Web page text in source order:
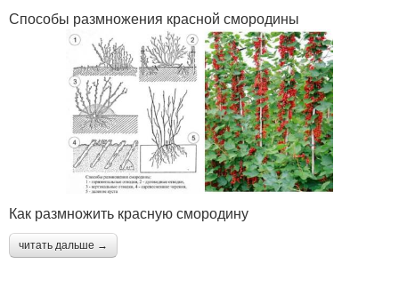
Способы размножения красной смородины
Как размножить красную смородину
читать дальше →